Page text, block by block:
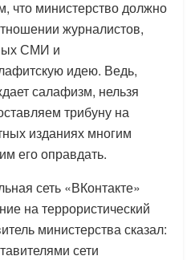
что министерство должно
журналистов,
СМИ и
идею. Ведь,
салафизм, нельзя
трибуну на
изданиях многим
его оправдать.
сеть «ВКонтакте»
на террористический
министерства сказал:
сети